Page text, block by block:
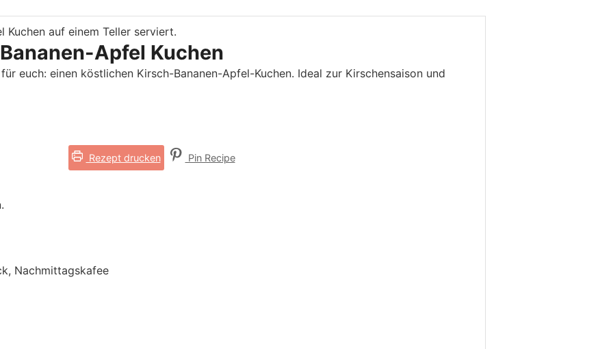
Apfel Kuchen
euch: einen köstlichen Kirsch-Bananen-Apfel-Kuchen. Ideal zur Kirschensaison und
Rezept drucken Pin Recipe
Nachmittagskafee